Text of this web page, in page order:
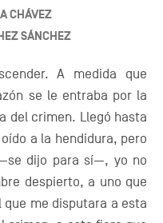
CHÁVEZ
SÁNCHEZ
A medida que
se le entraba por la
del crimen. Llegó hasta
a la hendidura, pero
dijo para sí—, yo no
despierto, a uno que
me disputara a esta